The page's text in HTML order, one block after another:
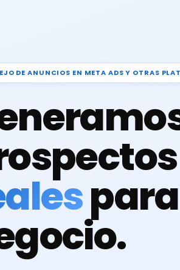
DE ANUNCIOS EN META ADS Y OTRAS